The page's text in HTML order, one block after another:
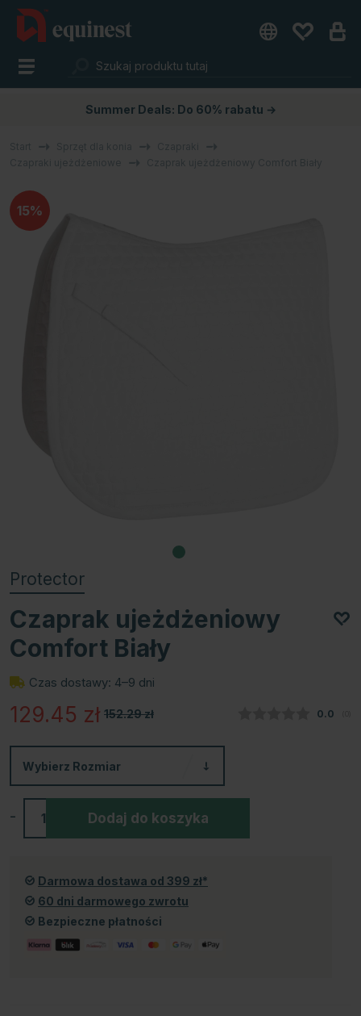
Summer Deals: Do 60% rabatu →
15%
Protector
Czaprak ujeżdżeniowy
Comfort Biały
Czas dostawy: 4–9 dni
152.29zł
129.45 zł Średnia
0.0
Wybierz Rozmiar
- Dodaj do koszyka
Darmowa dostawa od 399 zł*
60 dni darmowego zwrotu
Bezpieczne płatności